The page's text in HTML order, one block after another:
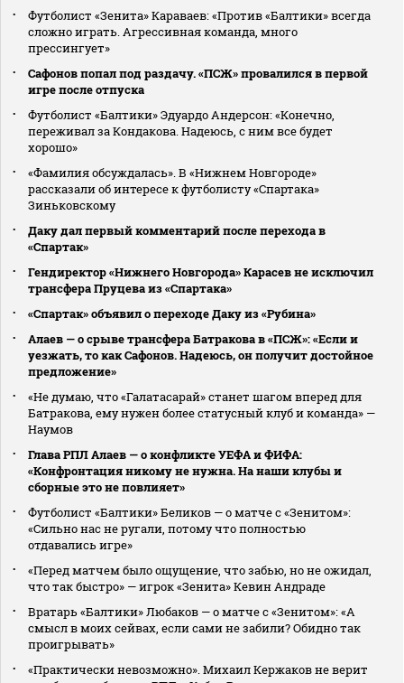
Футболист «Зенита» Караваев: «Против «Балтики» всегда
сложно играть. Агрессивная команда, много
прессингует»
Сафонов попал под раздачу. «ПСЖ» провалился в первой
игре после отпуска
Футболист «Балтики» Эдуардо Андерсон: «Конечно,
переживал за Кондакова. Надеюсь, с ним все будет
хорошо»
«Фамилия обсуждалась». В «Нижнем Новгороде»
рассказали об интересе к футболисту «Спартака»
Зиньковскому
Даку дал первый комментарий после перехода в
«Спартак»
Гендиректор «Нижнего Новгорода» Карасев не исключил
трансфера Пруцева из «Спартака»
«Спартак» объявил о переходе Даку из «Рубина»
Алаев — о срыве трансфера Батракова в «ПСЖ»: «Если и
уезжать, то как Сафонов. Надеюсь, он получит достойное
предложение»
«Не думаю, что «Галатасарай» станет шагом вперед для
Батракова, ему нужен более статусный клуб и команда» —
Наумов
Глава РПЛ Алаев — о конфликте УЕФА и ФИФА:
«Конфронтация никому не нужна. На наши клубы и
сборные это не повлияет»
Футболист «Балтики» Беликов — о матче с «Зенитом»:
«Сильно нас не ругали, потому что полностью
отдавались игре»
«Перед матчем было ощущение, что забью, но не ожидал,
что так быстро» — игрок «Зенита» Кевин Андраде
Вратарь «Балтики» Любаков — о матче с «Зенитом»: «А
смысл в моих сейвах, если сами не забили? Обидно так
проигрывать»
«Практически невозможно». Михаил Кержаков не верит